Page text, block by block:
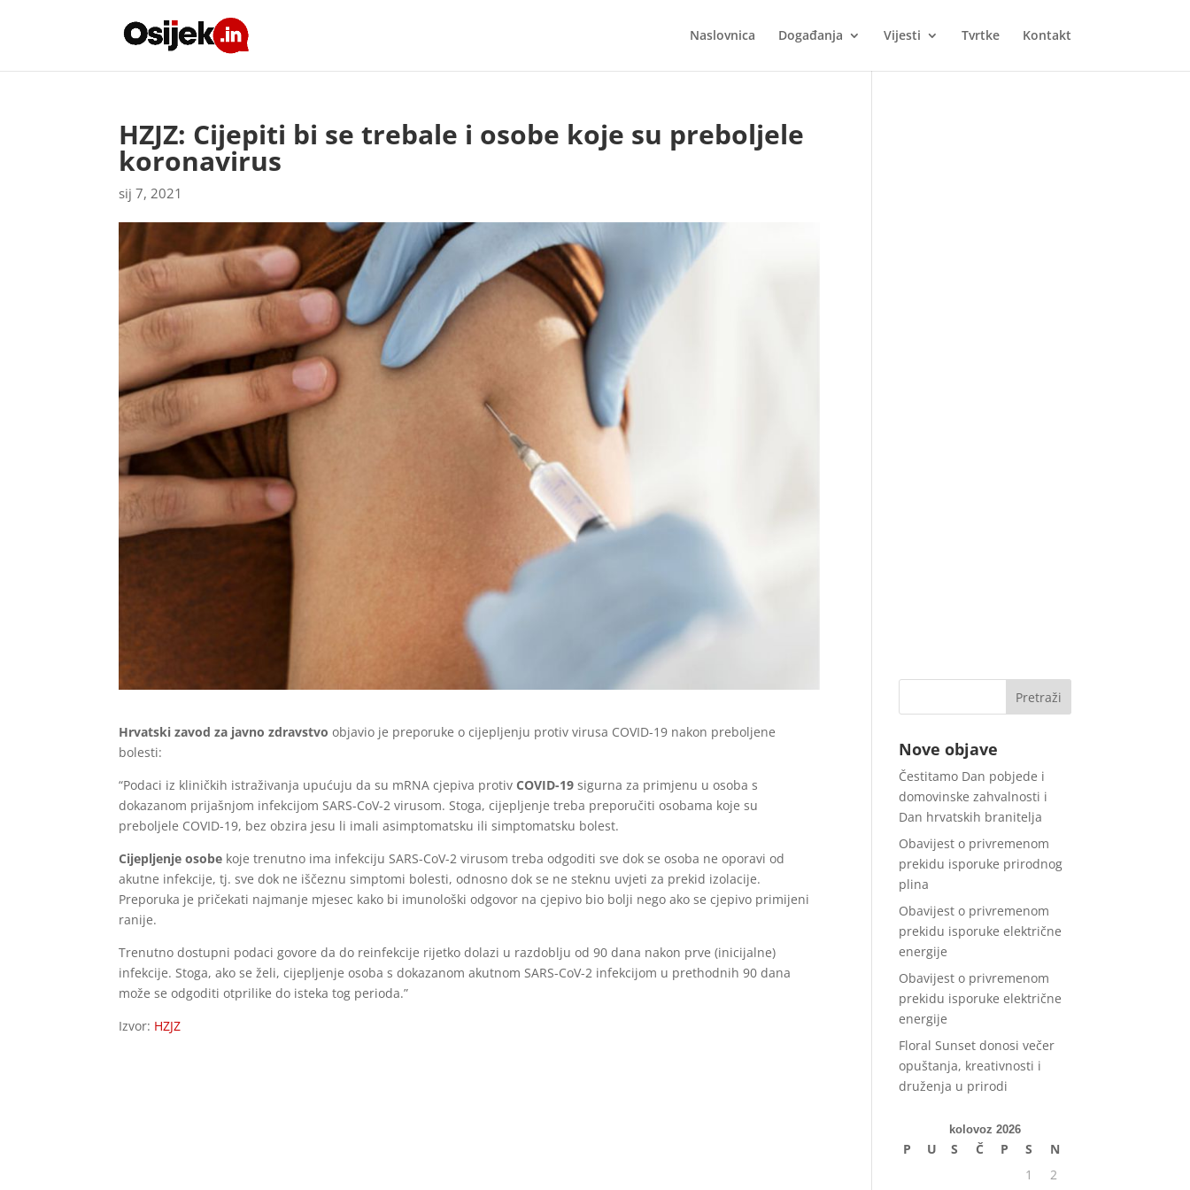
Naslovnica Događanja Vijesti Tvrtke Kontakt
HZJZ: Cijepiti bi se trebale i osobe koje su preboljele
koronavirus
sij 7, 2021
Hrvatski zavod za javno zdravstvo objavio je preporuke o cijepljenju protiv virusa COVID-19 nakon preboljene
bolesti:
“Podaci iz kliničkih istraživanja upućuju da su mRNA cjepiva protiv COVID-19 sigurna za primjenu u osoba s
dokazanom prijašnjom infekcijom SARS-CoV-2 virusom. Stoga, cijepljenje treba preporučiti osobama koje su
preboljele COVID-19, bez obzira jesu li imali asimptomatsku ili simptomatsku bolest.
Cijepljenje osobe koje trenutno ima infekciju SARS-CoV-2 virusom treba odgoditi sve dok se osoba ne oporavi od
akutne infekcije, tj. sve dok ne iščeznu simptomi bolesti, odnosno dok se ne steknu uvjeti za prekid izolacije.
Preporuka je pričekati najmanje mjesec kako bi imunološki odgovor na cjepivo bio bolji nego ako se cjepivo primijeni
ranije.
Trenutno dostupni podaci govore da do reinfekcije rijetko dolazi u razdoblju od 90 dana nakon prve (inicijalne)
infekcije. Stoga, ako se želi, cijepljenje osoba s dokazanom akutnom SARS-CoV-2 infekcijom u prethodnih 90 dana
može se odgoditi otprilike do isteka tog perioda.”
Izvor: HZJZ
Nove objave
Čestitamo Dan pobjede i
domovinske zahvalnosti i
Dan hrvatskih branitelja
Obavijest o privremenom
prekidu isporuke prirodnog
plina
Obavijest o privremenom
prekidu isporuke električne
energije
Obavijest o privremenom
prekidu isporuke električne
energije
Floral Sunset donosi večer
opuštanja, kreativnosti i
druženja u prirodi
kolovoz 2026
P U S Č P S
N
1
2